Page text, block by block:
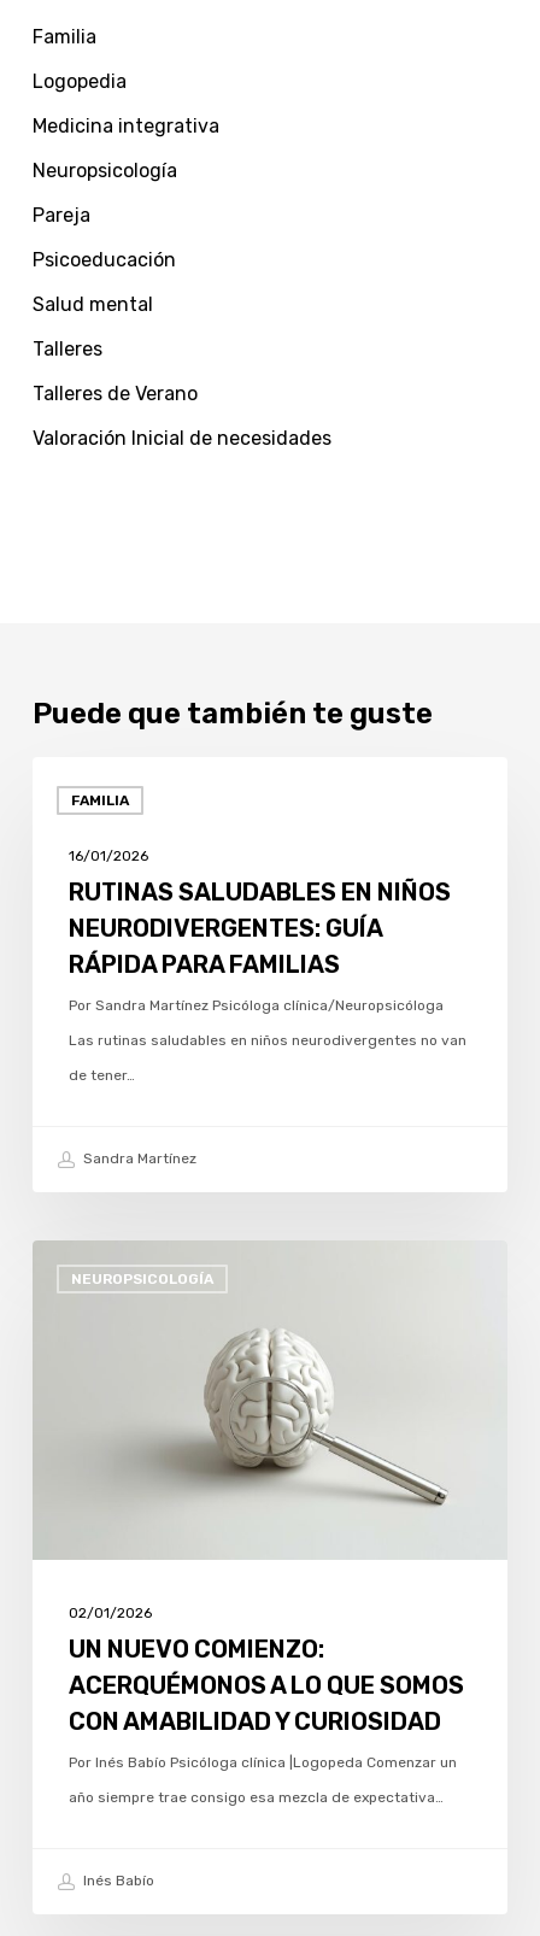
Familia
Logopedia
Medicina integrativa
Neuropsicología
Pareja
Psicoeducación
Salud mental
Talleres
Talleres de Verano
Valoración Inicial de necesidades
Puede que también te guste
FAMILIA
SALUDABLES
NIÑOS
NEURODIVERGENTES:
PARA
FAMILIAS
16/01/2026
RUTINAS SALUDABLES EN NIÑOS
NEURODIVERGENTES: GUÍA
RÁPIDA PARA FAMILIAS
Por Sandra Martínez Psicóloga clínica/Neuropsicóloga
Las rutinas saludables en niños neurodivergentes no van
de tener…
Sandra Martínez
NEUROPSICOLOGÍA
NUEVO
CURIOSIDAD
02/01/2026
UN NUEVO COMIENZO:
ACERQUÉMONOS A LO QUE SOMOS
CON AMABILIDAD Y CURIOSIDAD
Por Inés Babío Psicóloga clínica |Logopeda Comenzar un
año siempre trae consigo esa mezcla de expectativa…
Inés Babío